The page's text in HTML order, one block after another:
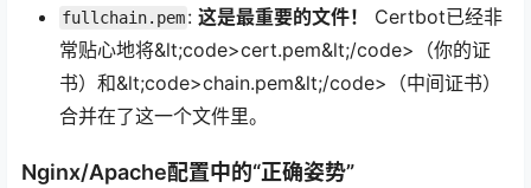
fullchain.pem: 这是最重要的文件！
Certbot已经非
常贴心地将&lt;code>cert.pem&lt;/code>（你的证
书）和&lt;code>chain.pem&lt;/code>（中间证书）
合并在了这一个文件里。
Nginx/Apache配置中的“正确姿势”